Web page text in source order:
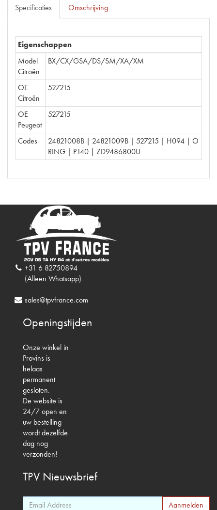
Specificaties Omschrijving
Eigenschappen
Model
Citroën
BX/CX/GSA/DS/SM/XA/XM
OE
Citroën
527215
OE
Peugeot
527215
Codes
24821008B | 24821009B | 527215 | H094 | O
RING | P140 | ZD9486800U
+31 6 82750894
(Alleen Whatsapp)
sales@tpvfrance.com
Openingstijden
Onze winkel in
Provins is
helaas
permanent
gesloten.
De website is
24/7 open en
uw bestelling
wordt dezelfde
dag nog
verzonden!
TPV Nieuwsbrief